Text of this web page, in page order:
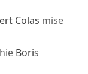
Colas mise
Boris